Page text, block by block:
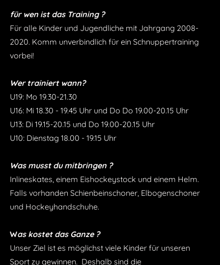
für wen ist das Training ?
Für alle Kinder und Jugendliche mit Jahrgang 2008-
2020. Komm unverbindlich für ein Schnuppertraining
vorbei!
Wer trainiert wann?
U19: Mo 19.30-21.30
U16: Mi 18.30 - 19.45 Uhr und Do Do 19.00-20.15 Uhr
U13: Di 19.15-20.15 und Do 19.00-20.15 Uhr
U10: Dienstag 18.00 - 19.15 Uhr
Was musst du mitbringen ?
Inlineskates, einem Eishockeystock und einem Helm.
Falls vorhanden Schienbeinschoner, Elbogenschoner
und Hockeyhandschuhe.
Was kostet das Ganze ?
Unser Ziel ist es möglichst viele Kinder für unseren
Sport zu gewinnen. Deshalb sind die